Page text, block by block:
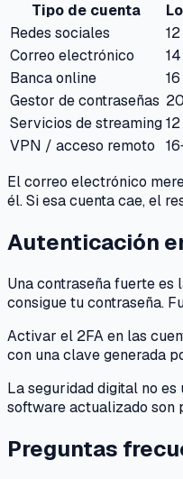
Tipo de cuenta
Redes sociales
Correo electrónico
Banca online
Gestor de contraseñas
Servicios de streaming
VPN / acceso remoto
El correo electrónico
él. Si esa cuenta cae, el
Autenticación
Una contraseña fuerte es
consigue tu contraseña.
Activar el 2FA en las
con una clave generada
La seguridad digital no
software actualizado son
Preguntas